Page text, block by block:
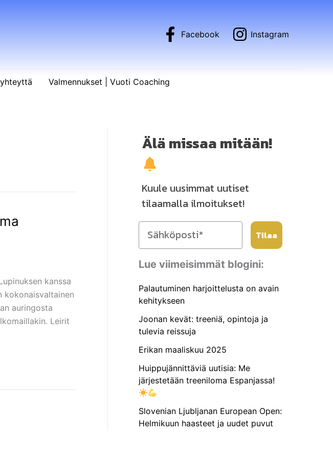
Facebook
Instagram
Valmennukset | Vuoti Coaching
kanssa
kokonaisvaltainen
auringosta
Leirit
Älä missaa mitään!
Kuule uusimmat uutiset
tilaamalla ilmoitukset!
Tilaa
Lue viimeisimmät blogini:
Palautuminen harjoittelusta on avain
kehitykseen
Joonan kevät: treeniä, opintoja ja
tulevia reissuja
Erikan maaliskuu 2025
Huippujännittäviä uutisia: Me
järjestetään treeniloma Espanjassa!
Slovenian Ljubljanan European Open:
Helmikuun haasteet ja uudet puvut